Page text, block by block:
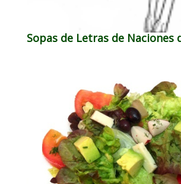
Sopas de Letras de Naciones